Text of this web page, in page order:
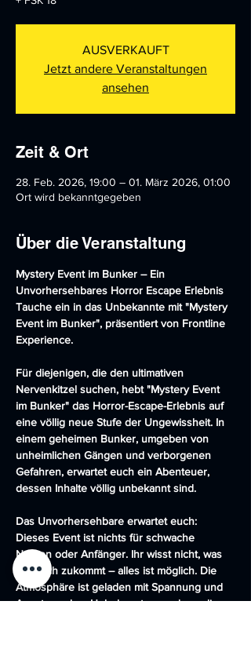
AUSVERKAUFT
Jetzt andere Veranstaltungen
ansehen
Zeit & Ort
28. Feb. 2026, 19:00 – 01. März 2026, 01:00
Ort wird bekanntgegeben
Über die Veranstaltung
Mystery Event im Bunker – Ein
Unvorhersehbares Horror Escape Erlebnis
Tauche ein in das Unbekannte mit "Mystery
Event im Bunker", präsentiert von Frontline
Experience.
Für diejenigen, die den ultimativen
Nervenkitzel suchen, hebt "Mystery Event
im Bunker" das Horror-Escape-Erlebnis auf
eine völlig neue Stufe der Ungewissheit. In
einem geheimen Bunker, umgeben von
unheimlichen Gängen und verborgenen
Gefahren, erwartet euch ein Abenteuer,
dessen Inhalte völlig unbekannt sind.
Das Unvorhersehbare erwartet euch:
Dieses Event ist nichts für schwache
Nerven oder Anfänger. Ihr wisst nicht, was
auf euch zukommt – alles ist möglich. Die
Atmosphäre ist geladen mit Spannung und
Angst vor dem Unbekannten, und nur die